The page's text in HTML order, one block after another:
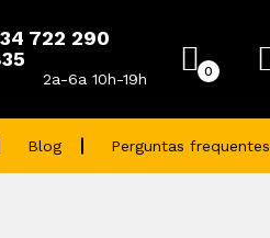
722 290
2a-6a 10h-19h 0
Blog Perguntas frequentes